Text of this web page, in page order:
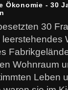
Ökonomie - 30
30
leerstehendes
Wohnraum
Leben